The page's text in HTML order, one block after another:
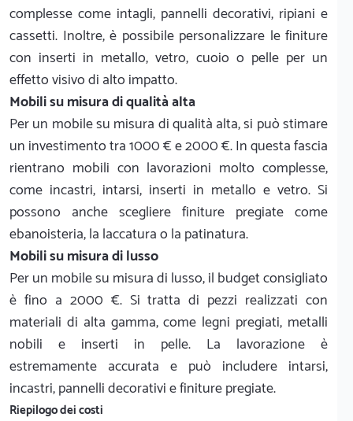
complesse come intagli, pannelli decorativi, ripiani e
cassetti. Inoltre, è possibile personalizzare le finiture
con inserti in metallo, vetro, cuoio o pelle per un
effetto visivo di alto impatto.
Mobili su misura di qualità alta
Per un mobile su misura di qualità alta, si può stimare
un investimento tra 1000 € e 2000 €. In questa fascia
rientrano mobili con lavorazioni molto complesse,
come incastri, intarsi, inserti in metallo e vetro. Si
possono anche scegliere finiture pregiate come
ebanoisteria, la laccatura o la patinatura.
Mobili su misura di lusso
Per un mobile su misura di lusso, il budget consigliato
è fino a 2000 €. Si tratta di pezzi realizzati con
materiali di alta gamma, come legni pregiati, metalli
nobili e inserti in pelle. La lavorazione è
estremamente accurata e può includere intarsi,
incastri, pannelli decorativi e finiture pregiate.
Riepilogo dei costi